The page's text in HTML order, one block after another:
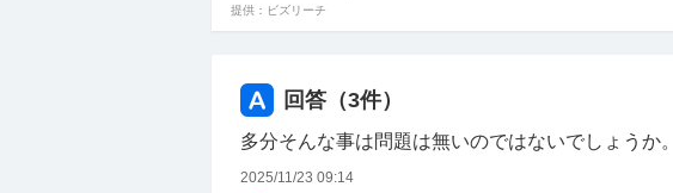
提供：ビズリーチ
回答（3件）
多分そんな事は問題は無いのではないでしょうか。
2025/11/23 09:14